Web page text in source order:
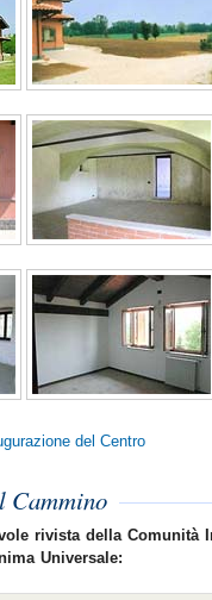
del Centro
Cammino
rivista della Comunità
Universale: